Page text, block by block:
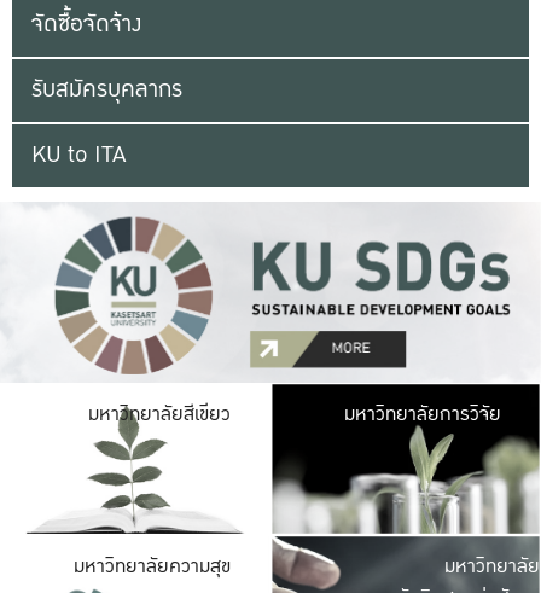
จัดซื้อจัดจ้าง
รับสมัครบุคลากร
KU to ITA
มหาวิทยาลัยสีเขียว มหาวิ
มีพื้นที่เขียวสดใส
เป็นป่าในเมือง เกษต
มหาวิทยาลัยการวิจัย
มหาวิทยาลัยความสุข มหาวิ
ค
มหาวิทยาลัย